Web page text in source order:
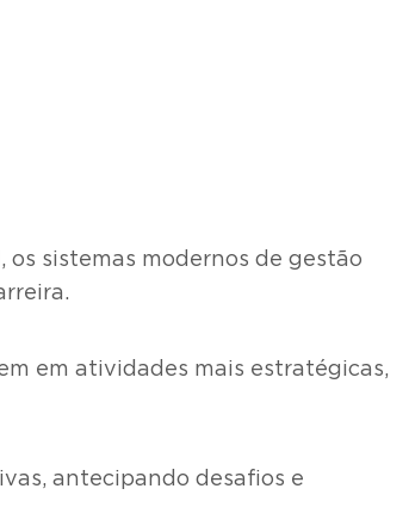
sistemas modernos de gestão
em atividades mais estratégicas,
antecipando desafios e